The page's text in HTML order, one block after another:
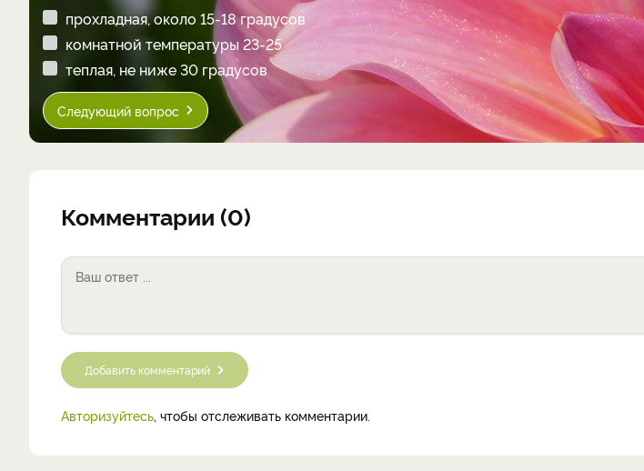
прохладная, около 15-18 градусов
комнатной температуры 23-25
теплая, не ниже 30 градусов
Следующий вопрос
Комментарии (0)
Добавить комментарий
Авторизуйтесь, чтобы отслеживать комментарии.